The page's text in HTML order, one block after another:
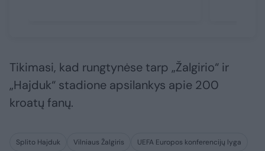
Tikimasi, kad rungtynėse tarp „Žalgirio“ ir
„Hajduk“ stadione apsilankys apie 200
kroatų fanų.
Splito Hajduk Vilniaus Žalgiris
UEFA Europos konferencijų lyga